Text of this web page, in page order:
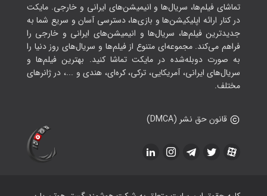
تماشای فیلم‌ها، سریال‌ها و انیمیشن‌های ایرانی و خارجی. مایکت
در کنار ارائه اپلیکیشن‌ها و بازی‌ها، دسترسی آسان و سریع شما به
جدیدترین فیلم‌ها، سریال‌ها و انیمیشن‌های ایرانی و خارجی را
فراهم می‌کند. مجموعه‌ای متنوع از فیلم‌ها و سریال‌های روز دنیا را
به صورت دوبله‌شده در مایکت تماشا کنید. بهترین فیلم‌ها و
سریال‌های ایرانی، آمریکایی، ترکی، کره‌ای، هندی و ...، در ژانرهای
مختلف.
قانون حق نشر (DMCA)